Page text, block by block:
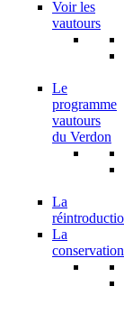
Voir les
vautours
Le
programme
vautours
du Verdon
La
La
conservation